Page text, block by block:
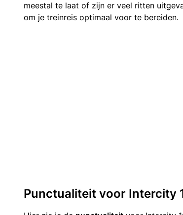
meestal te laat of zijn er veel ritten
om je treinreis optimaal voor te bereiden.
Punctualiteit voor Intercity